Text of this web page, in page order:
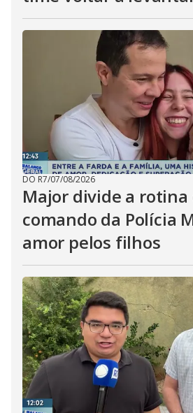
DO R7/07/08/2026
Major divide a rotina
comando da Polícia
amor pelos filhos